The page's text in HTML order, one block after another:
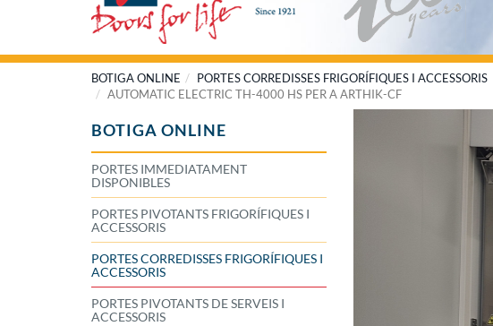
BOTIGA ONLINE
PORTES CORREDISSES FRIGORÍFIQUES I ACCESSORIS
AUTOMATIC ELECTRIC TH-4000 HS PER A ARTHIK-CF
BOTIGA ONLINE
PORTES IMMEDIATAMENT
DISPONIBLES
PORTES PIVOTANTS FRIGORÍFIQUES I
ACCESSORIS
PORTES CORREDISSES FRIGORÍFIQUES I
ACCESSORIS
PORTES PIVOTANTS DE SERVEIS I
ACCESSORIS